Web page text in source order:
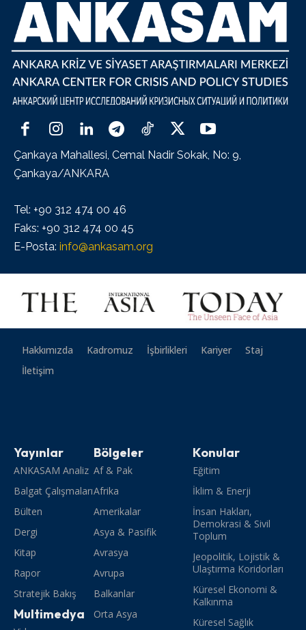
Çankaya Mahallesi, Cemal Nadir Sokak, No: 9,
Çankaya/ANKARA
Tel: +90 312 474 00 46
Faks: +90 312 474 00 45
E-Posta: info@ankasam.org
Hakkımızda Kadromuz İşbirlikleri Kariyer
Staj
İletişim
Yayınlar
ANKASAM Analiz
Balgat Çalışmaları
Bülten
Dergi
Kitap
Rapor
Stratejik Bakış
Multimedya
Bölgeler
Af & Pak
Afrika
Amerikalar
Asya & Pasifik
Avrasya
Avrupa
Balkanlar
Orta Asya
Konular
Eğitim
İklim & Enerji
İnsan Hakları,
Demokrasi & Sivil
Toplum
Jeopolitik, Lojistik &
Ulaştırma Koridorları
Küresel Ekonomi &
Kalkınma
Küresel Sağlık